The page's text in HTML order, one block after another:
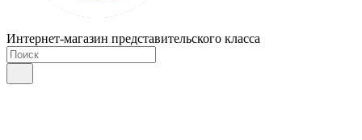
Интернет-магазин представительского класса